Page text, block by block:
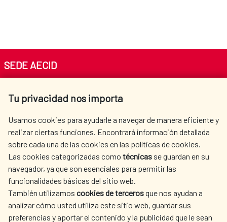
Tu privacidad nos importa
Usamos cookies para ayudarle a navegar de manera eficiente y
realizar ciertas funciones. Encontrará información detallada
sobre cada una de las cookies en las políticas de cookies.
Las cookies categorizadas como técnicas se guardan en su
navegador, ya que son esenciales para permitir las
funcionalidades básicas del sitio web.
También utilizamos cookies de tercerosque nos ayudan a
analizar cómo usted utiliza este sitio web, guardar sus
preferencias y aportar el contenido y la publicidad que le sean
SEDE AECID
Tel. +34 900 20 30 54​​​​​​​
AECID
WHERE DO WE COOPERATE?
SPANISH HUMANITARIAN
ACTION
PRESS ROOM
CULTURE AND SCIENCE LIBRARY